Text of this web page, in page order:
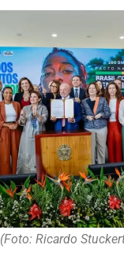
(Foto: Ricardo